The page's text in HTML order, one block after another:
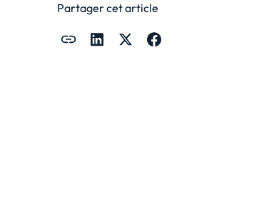
Partager cet article